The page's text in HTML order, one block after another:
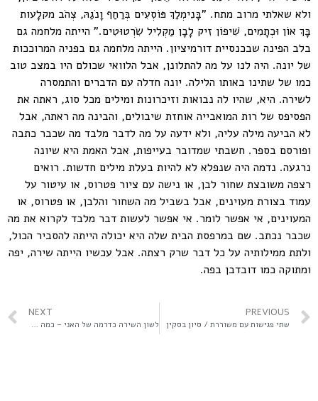
ולא שאלתי מרוב מתח. "בָּנִימְלַךְ פּוֹסְעִים בְּרַחַף וָנֹגַהּ, צְהֹב מקלָעות
בָּךְ אוֹן וּכְתָמִים, שִׁיפוֹן זִיק לָבָן מַקְלִיל שִׂרְטוּטִים." הייתה מלחמה גם
בלב הפינה שבכנסיית דורמיציון. הייתה מלחמה גם בפניה המרוככות
של יונה. היה לנו על מה להתלונן, אבל הלוואי שכולם היו במצב טוב
כמו של שתינו באותו הלילה. יונה חדלה עם הדברים והתמסרה
לשירה. היא, שהיו לה נבואות וזיכרונות ומילים מכל סוג, ראתה את
הפסיפס של רות המואבייה אוחזת שיבולים, והבינה מה ראתה, אבל
לא הביעה מילה עליה, ולא ידעה על מה לדבר מלבד מה שכבר כתבה
ופורסם בספר. חשבתי שמדובר בעייפות, אבל האמת היא שיונה
נרגעה. נדמה היה שנפלא לא להיות בעלת מילים חדשות. רואים
רצפה משובצת שחור לבן, או נישה עם ציור פטרוס, או עיטור על
עמוד בצורת מעוינים, אבל בשביל מה השחור והלבן, או פטרוס, או
המעוינים, אי אפשר לומר. אי אפשר לעשות דבר מלבד לקרוא את מה
שכבר נכתב. שם במרפסת הבית שלה היא יכולה הייתה להסביר הכול,
ולתת ממילותיה על כל דבר שרק רצתה. אבל עכשיו הייתה שירה, יפה
ומתוקה כמו דובדבן בפה.
PREVIOUS
שתי פגישות עם משוררת / סיון בסקין
NEXT
לשון השירה כדרמה של האני – כמה אספקטים בשירתה של חדוה הרכבי / אפרת מישורי